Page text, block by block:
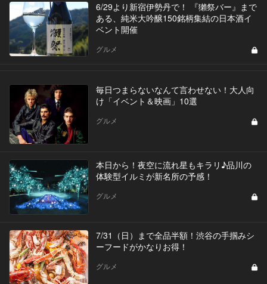
6/29より新宿伊勢丹で！ 『獺祭バー』まで
ある、純米大吟醸150銘柄集結の日本酒イ
ベント開催
グルメ
毎日つまらないなんて言わせない！大人向
け「イベント＆映画」10選
グルメ
本日から！夜空に流れ星もキラリ♪品川の
体験型イルミが新名所の予感！
グルメ
7/31（日）まで全品半額！渋谷の手掴みシ
ーフードがかなりお得！
グルメ